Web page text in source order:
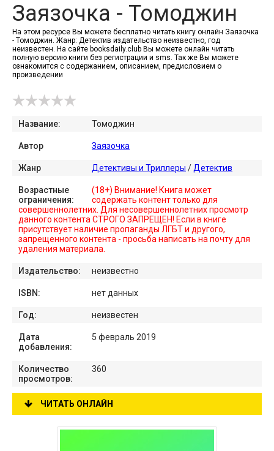
Заязочка - Томоджин
На этом ресурсе Вы можете бесплатно читать книгу онлайн Заязочка
- Томоджин. Жанр: Детектив издательство неизвестно, год
неизвестен. На сайте booksdaily.club Вы можете онлайн читать
полную версию книги без регистрации и sms. Так же Вы можете
ознакомится с содержанием, описанием, предисловием о
произведении
Название: Томоджин
Автор Заязочка
Жанр Детективы и Триллеры / Детектив
Возрастные
ограничения:
(18+) Внимание! Книга может
содержать контент только для
совершеннолетних. Для несовершеннолетних просмотр
данного контента СТРОГО ЗАПРЕЩЕН! Если в книге
присутствует наличие пропаганды ЛГБТ и другого,
запрещенного контента - просьба написать на почту для
удаления материала.
Издательство: неизвестно
ISBN: нет данных
Год: неизвестен
Дата
добавления:
5 февраль 2019
Количество
просмотров:
360
ЧИТАТЬ ОНЛАЙН